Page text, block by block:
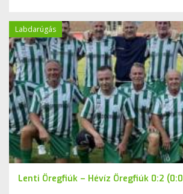
Labdarúgás
Lenti Öregfiúk – Hévíz Öregfiúk 0:2